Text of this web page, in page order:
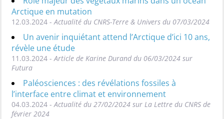
Arctique en mutation
12.03.2024 - Actualité du CNRS-Terre & Univers du 07/03/2024
Un avenir inquiétant attend l’Arctique d’ici 10 ans,
révèle une étude
11.03.2024 - Article de Karine Durand du 06/03/2024 sur
Futura
Paléosciences : des révélations fossiles à
l’interface entre climat et environnement
04.03.2024 - Actualité du 27/02/2024 sur La Lettre du CNRS de
février 2024